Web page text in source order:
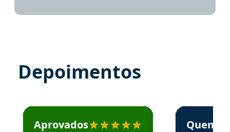
Depoimentos
Estudante José recomenda o Aprova Concursos em
Aprovados
Estudante
Quem